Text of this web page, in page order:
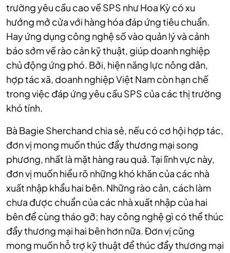
trường yêu cầu cao về SPS như Hoa Kỳ có xu
hướng mở cửa với hàng hóa đáp ứng tiêu chuẩn.
Hay ứng dụng công nghệ số vào quản lý và cảnh
báo sớm về rào cản kỹ thuật, giúp doanh nghiệp
chủ động ứng phó. Bởi, hiện năng lực nông dân,
hợp tác xã, doanh nghiệp Việt Nam còn hạn chế
trong việc đáp ứng yêu cầu SPS của các thị trường
khó tính.
Bà Bagie Sherchand chia sẻ, nếu có cơ hội hợp tác,
đơn vị mong muốn thúc đẩy thương mại song
phương, nhất là mặt hàng rau quả. Tại lĩnh vực này,
đơn vị muốn hiểu rõ những khó khăn của các nhà
xuất nhập khẩu hai bên. Những rào cản, cách làm
chưa được chuẩn của các nhà xuất nhập của hai
bên để cùng tháo gỡ; hay công nghệ gì có thể thúc
đẩy thương mại hai bên hơn nữa. Đơn vị cũng
mong muốn hỗ trợ kỹ thuật để thúc đẩy thương mại